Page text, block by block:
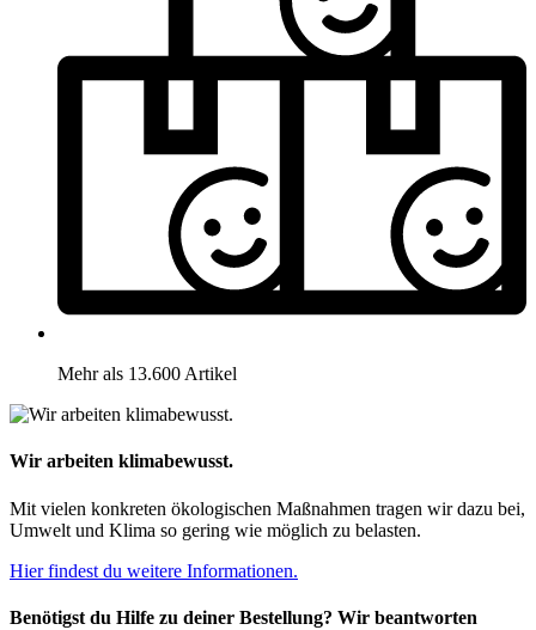
Mehr als 13.600 Artikel
Wir arbeiten klimabewusst.
Mit vielen konkreten ökologischen Maßnahmen tragen wir dazu bei,
Umwelt und Klima so gering wie möglich zu belasten.
Hier findest du weitere Informationen.
Benötigst du Hilfe zu deiner Bestellung? Wir beantworten